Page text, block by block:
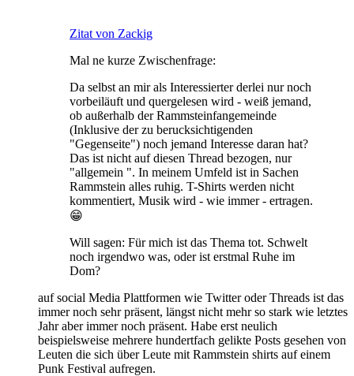
Zitat von Zackig
Mal ne kurze Zwischenfrage:
Da selbst an mir als Interessierter derlei nur noch
vorbeiläuft und quergelesen wird - weiß jemand,
ob außerhalb der Rammsteinfangemeinde
(Inklusive der zu berucksichtigenden
"Gegenseite") noch jemand Interesse daran hat?
Das ist nicht auf diesen Thread bezogen, nur
"allgemein ". In meinem Umfeld ist in Sachen
Rammstein alles ruhig. T-Shirts werden nicht
kommentiert, Musik wird - wie immer - ertragen.
😁
Will sagen: Für mich ist das Thema tot. Schwelt
noch irgendwo was, oder ist erstmal Ruhe im
Dom?
auf social Media Plattformen wie Twitter oder Threads ist das
immer noch sehr präsent, längst nicht mehr so stark wie letztes
Jahr aber immer noch präsent. Habe erst neulich
beispielsweise mehrere hundertfach gelikte Posts gesehen von
Leuten die sich über Leute mit Rammstein shirts auf einem
Punk Festival aufregen.